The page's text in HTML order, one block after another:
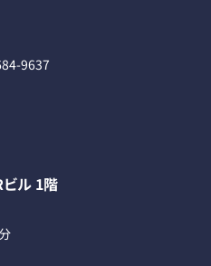
9637
ル 1階